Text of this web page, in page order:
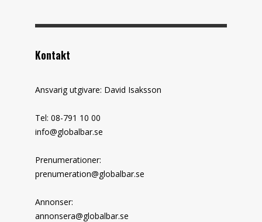
Kontakt
Ansvarig utgivare: David Isaksson
Tel: 08-791 10 00
info@globalbar.se
Prenumerationer:
prenumeration@globalbar.se
Annonser:
annonsera@globalbar.se